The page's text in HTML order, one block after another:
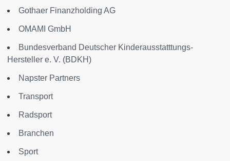
Gothaer Finanzholding AG
OMAMI GmbH
Bundesverband Deutscher Kinderausstatttungs-
Hersteller e. V. (BDKH)
Napster Partners
Transport
Radsport
Branchen
Sport